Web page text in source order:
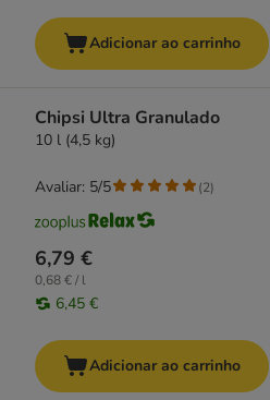
Adicionar ao carrinho
Chipsi Ultra Granulado
10 l (4,5 kg)
6,79 €
0,68 € / l
6,45 €
Avaliar: 5/5 (2)
Adicionar ao carrinho